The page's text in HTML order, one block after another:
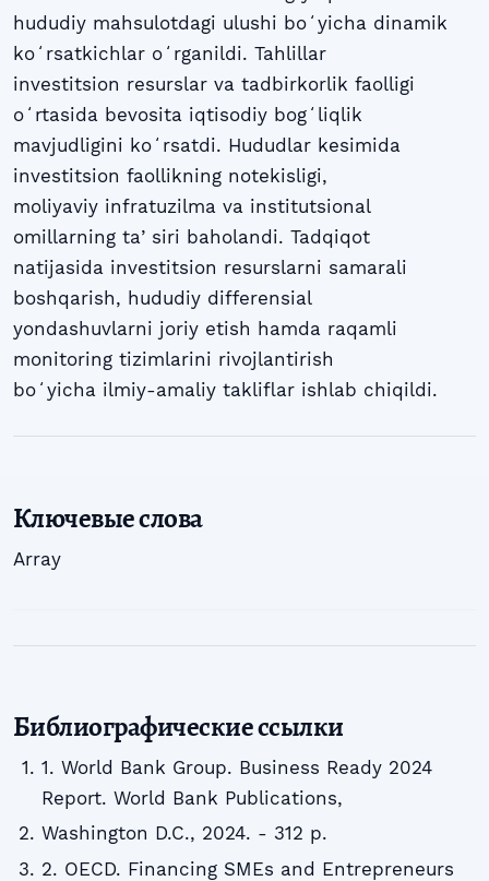
hududiy mahsulotdagi ulushi boʻyicha dinamik
koʻrsatkichlar oʻrganildi. Tahlillar
investitsion resurslar va tadbirkorlik faolligi
oʻrtasida bevosita iqtisodiy bogʻliqlik
mavjudligini koʻrsatdi. Hududlar kesimida
investitsion faollikning notekisligi,
moliyaviy infratuzilma va institutsional
omillarning taʼsiri baholandi. Tadqiqot
natijasida investitsion resurslarni samarali
boshqarish, hududiy differensial
yondashuvlarni joriy etish hamda raqamli
monitoring tizimlarini rivojlantirish
boʻyicha ilmiy-amaliy takliflar ishlab chiqildi.
Ключевые слова
Array
Библиографические ссылки
1. World Bank Group. Business Ready 2024
Report. World Bank Publications,
Washington D.C., 2024. - 312 p.
2. OECD. Financing SMEs and Entrepreneurs